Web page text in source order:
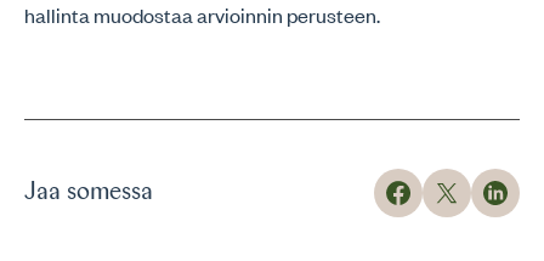
hallinta muodostaa arvioinnin perusteen.
Jaa somessa